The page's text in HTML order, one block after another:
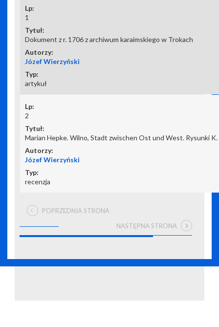
1
Dokument z r. 1706 z archiwum karaimskiego w Trokach
Józef Wierzyński
artykuł
2
Marian Hepke. Wilno, Stadt zwischen Ost und West. Rysunki
Józef Wierzyński
recenzja
POPRZEDNIA STRONA
NASTĘPNA STRONA